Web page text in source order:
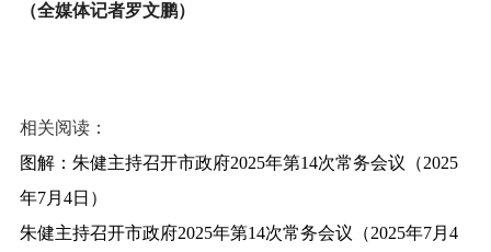
（全媒体记者罗文鹏）
相关阅读：
图解：朱健主持召开市政府2025年第14次常务会议（2025
年7月4日）
朱健主持召开市政府2025年第14次常务会议（2025年7月4